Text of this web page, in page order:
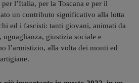
l’Italia, per la Toscana e per il
un contributo significativo alla lotta
ed i fascisti: tanti giovani, animati da
giustizia sociale e
l’armistizio, alla volta dei monti ed